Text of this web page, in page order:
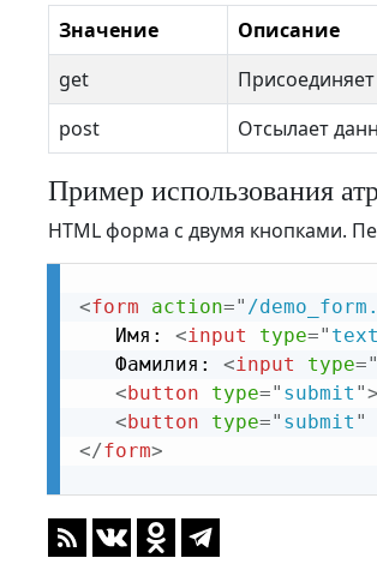
Значение
Описание
get
post
Отсылает
Пример использования
HTML форма с двумя кнопками.
<form action=" /
   Имя:
<input type=" text
   Фамилия:
<input type="
< button type=" submit ">
< button type=" submit "
</form>